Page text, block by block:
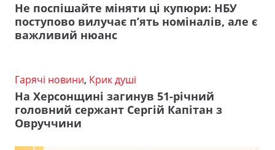
Не поспішайте міняти ці купюри: НБУ
поступово вилучає п’ять номіналів, але є
важливий нюанс
Гарячі новини, Крик душі
На Херсонщині загинув 51-річний
головний сержант Сергій Капітан з
Овруччини